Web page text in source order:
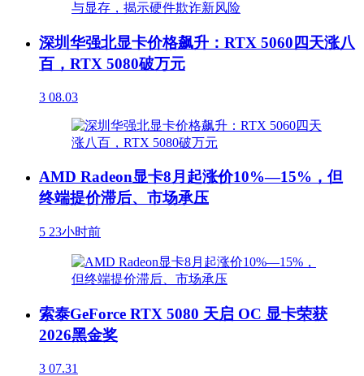
深圳华强北显卡价格飙升：RTX 5060四天涨八
百，RTX 5080破万元
3 08.03
AMD Radeon显卡8月起涨价10%—15%，但
终端提价滞后、市场承压
5 23小时前
索泰GeForce RTX 5080 天启 OC 显卡荣获
2026黑金奖
3 07.31